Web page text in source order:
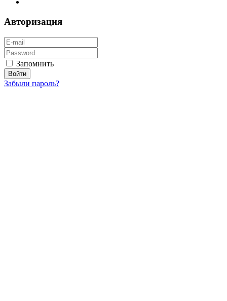
Авторизация
Запомнить
Забыли пароль?